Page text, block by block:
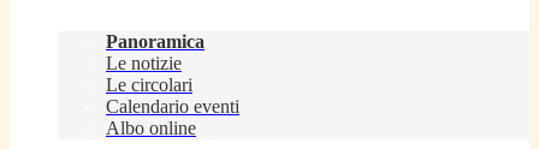
Panoramica
Le notizie
Le circolari
Calendario eventi
Albo online